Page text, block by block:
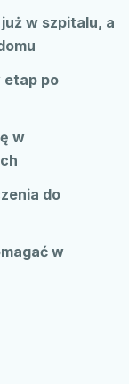
w szpitalu, a
etap po
w
do
w